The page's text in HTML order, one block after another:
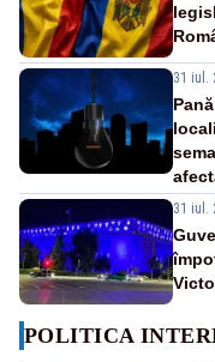
31 iul.
31 iul.
POLITICA